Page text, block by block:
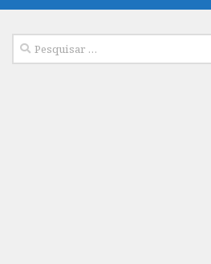
Pesquisar
por: